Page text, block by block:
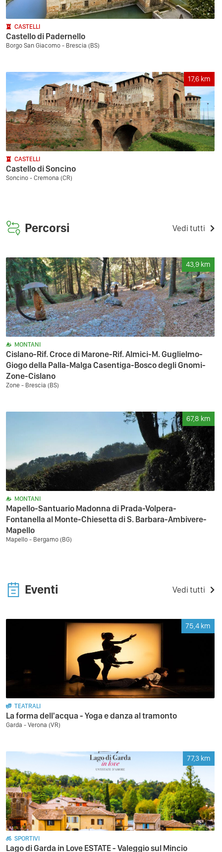
CASTELLI
Castello di Padernello
Borgo San Giacomo - Brescia (BS)
17,6 km
CASTELLI
Castello di Soncino
Soncino - Cremona (CR)
Percorsi Vedi tutti
43,9 km
MONTANI
Cislano-Rif. Croce di Marone-Rif. Almici-M. Guglielmo-
Giogo della Palla-Malga Casentiga-Bosco degli Gnomi-
Zone-Cislano
Zone - Brescia (BS)
67,8 km
MONTANI
Mapello-Santuario Madonna di Prada-Volpera-
Fontanella al Monte-Chiesetta di S. Barbara-Ambivere-
Mapello
Mapello - Bergamo (BG)
Eventi Vedi tutti
75,4 km
TEATRALI
La forma dell'acqua - Yoga e danza al tramonto
Garda - Verona (VR)
77,3 km
SPORTIVI
Lago di Garda in Love ESTATE - Valeggio sul Mincio